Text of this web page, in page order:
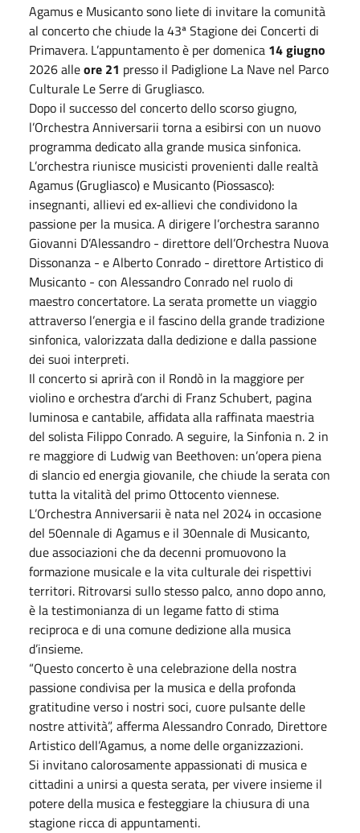
Agamus e Musicanto sono liete di invitare la comunità
al concerto che chiude la 43ª Stagione dei Concerti di
Primavera. L’appuntamento è per domenica 14 giugno
2026 alleore 21 presso il Padiglione La Nave nel Parco
Culturale Le Serre di Grugliasco.
Dopo il successo del concerto dello scorso giugno,
l’Orchestra Anniversarii torna a esibirsi con un nuovo
programma dedicato alla grande musica sinfonica.
L’orchestra riunisce musicisti provenienti dalle realtà
Agamus (Grugliasco) e Musicanto (Piossasco):
insegnanti, allievi ed ex-allievi che condividono la
passione per la musica. A dirigere l’orchestra saranno
Giovanni D’Alessandro - direttore dell’Orchestra Nuova
Dissonanza - e Alberto Conrado - direttore Artistico di
Musicanto - con Alessandro Conrado nel ruolo di
maestro concertatore. La serata promette un viaggio
attraverso l’energia e il fascino della grande tradizione
sinfonica, valorizzata dalla dedizione e dalla passione
dei suoi interpreti.
Il concerto si aprirà con il Rondò in la maggiore per
violino e orchestra d’archi di Franz Schubert, pagina
luminosa e cantabile, affidata alla raffinata maestria
del solista Filippo Conrado. A seguire, la Sinfonia n. 2 in
re maggiore di Ludwig van Beethoven: un’opera piena
di slancio ed energia giovanile, che chiude la serata con
tutta la vitalità del primo Ottocento viennese.
L’Orchestra Anniversarii è nata nel 2024 in occasione
del 50ennale di Agamus e il 30ennale di Musicanto,
due associazioni che da decenni promuovono la
formazione musicale e la vita culturale dei rispettivi
territori. Ritrovarsi sullo stesso palco, anno dopo anno,
è la testimonianza di un legame fatto di stima
reciproca e di una comune dedizione alla musica
d’insieme.
“Questo concerto è una celebrazione della nostra
passione condivisa per la musica e della profonda
gratitudine verso i nostri soci, cuore pulsante delle
nostre attività”, afferma Alessandro Conrado, Direttore
Artistico dell’Agamus, a nome delle organizzazioni.
Si invitano calorosamente appassionati di musica e
cittadini a unirsi a questa serata, per vivere insieme il
potere della musica e festeggiare la chiusura di una
stagione ricca di appuntamenti.